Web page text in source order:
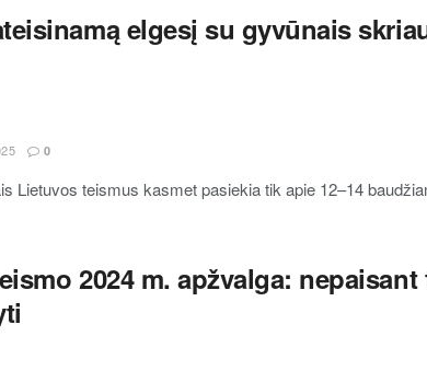
elgesį su gyvūnais
0
Lietuvos teismus kasmet pasiekia tik apie 12–14
2024 m. apžvalga: